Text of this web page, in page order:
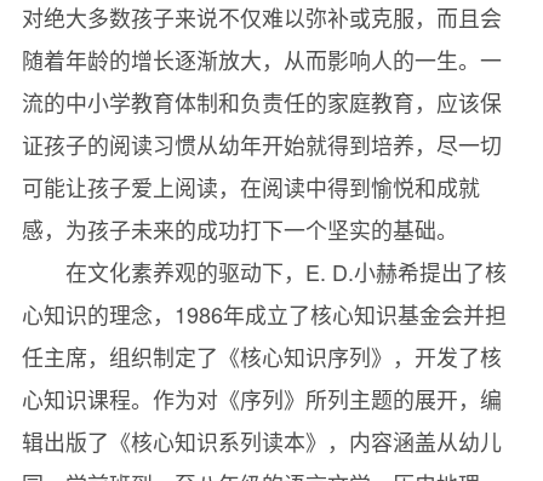
最大公因数
Least Common Multiple
最小公倍数
Powers of 10
10的乘方
Square Roots
平方根
Inverse Operations: Multiplication and Division
逆运算：乘法和除法
Ratio, Proportion, and Percent
比、比例和百分数
对绝大多数孩子来说不仅难以弥补或克服，而且会
随着年龄的增长逐渐放大，从而影响人的一生。一
流的中小学教育体制和负责任的家庭教育，应该保
证孩子的阅读习惯从幼年开始就得到培养，尽一切
可能让孩子爱上阅读，在阅读中得到愉悦和成就
感，为孩子未来的成功打下一个坚实的基础。
在文化素养观的驱动下，E. D.小赫希提出了核
心知识的理念，1986年成立了核心知识基金会并担
任主席，组织制定了《核心知识序列》，开发了核
心知识课程。作为对《序列》所列主题的展开，编
辑出版了《核心知识系列读本》，内容涵盖从幼儿